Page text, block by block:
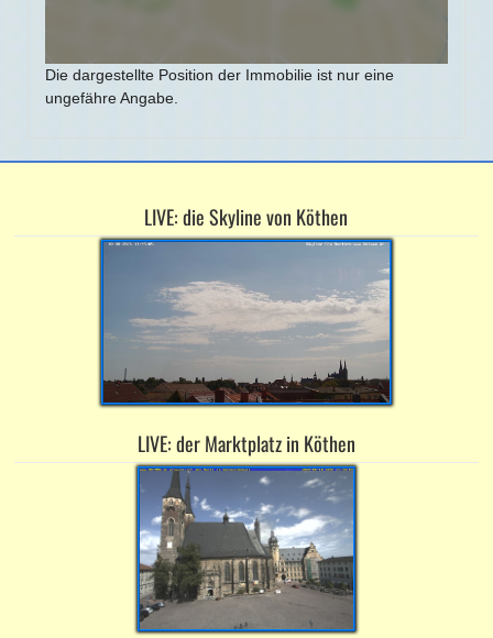
Die dargestellte Position der Immobilie ist nur eine
ungefähre Angabe.
LIVE: die Skyline von Köthen
LIVE: der Marktplatz in Köthen